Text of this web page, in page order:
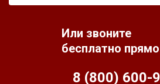
Или звоните
бесплатно
8 (800) 600-